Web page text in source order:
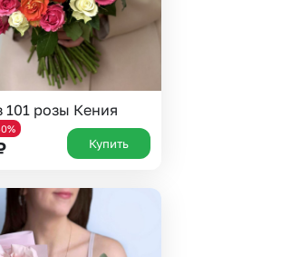
101 розы Кения
Купить